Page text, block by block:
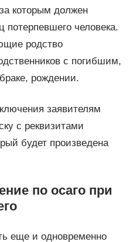
которым должен
потерпевшего человека.
родство
с погибшим,
рождении.
заявителям
с реквизитами
будет произведена
по осаго при
еще и одновременно